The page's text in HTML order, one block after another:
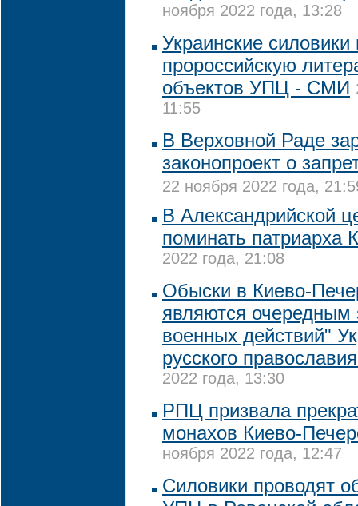
ноября 2022 года, 13:28
Украинские
пророссийскую
объектов УПЦ - СМИ
11:55
В Верховной Раде
законопроект о
22 ноября 2022 года,
В Александрийской
поминать патриарха
2022 года, 21:08
Обыски в Киево-
являются очередным
военных действий"
русского
2022 года, 13:30
РПЦ призвала
монахов Киево-
ноября 2022 года, 12:47
Силовики проводят